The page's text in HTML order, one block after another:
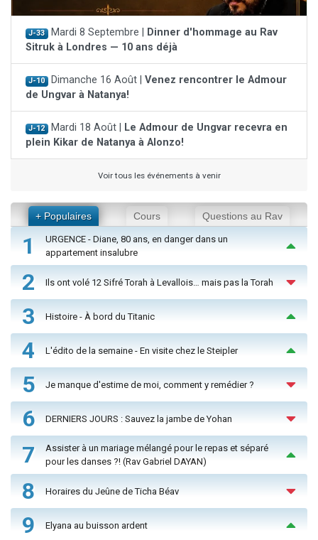
J-33 Mardi 8 Septembre |
Dinner d'hommage au Rav
Sitruk à Londres — 10 ans déjà
J-10 Dimanche 16 Août | Venez rencontrer le Admour
de Ungvar à Natanya!
J-12 Mardi 18 Août |
Le Admour de Ungvar recevra en
plein Kikar de Natanya à Alonzo!
Voir tous les événements à venir
+ Populaires Cours Questions au Rav
1
URGENCE - Diane, 80 ans, en danger dans un
appartement insalubre
2 Ils ont volé 12 Sifré Torah à Levallois… mais pas la Torah
3 Histoire - À bord du Titanic
4 L'édito de la semaine - En visite chez le Steipler
5 Je manque d'estime de moi, comment y remédier ?
6 DERNIERS JOURS : Sauvez la jambe de Yohan
7
Assister à un mariage mélangé pour le repas et séparé
pour les danses ?! (Rav Gabriel DAYAN)
8 Horaires du Jeûne de Ticha Béav
9 Elyana au buisson ardent